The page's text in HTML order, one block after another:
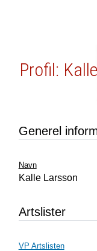
Profil:
Generel
Navn
Kalle Larsson
Artslister
VP Artslisten